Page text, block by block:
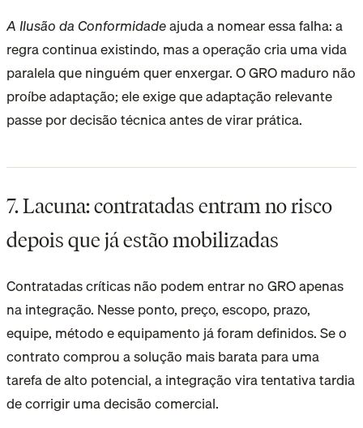
A Ilusão da Conformidadeajuda a nomear essa falha: a
regra continua existindo, mas a operação cria uma vida
paralela que ninguém quer enxergar. O GRO maduro não
proíbe adaptação; ele exige que adaptação relevante
passe por decisão técnica antes de virar prática.
7. Lacuna: contratadas entram no risco
depois que já estão mobilizadas
Contratadas críticas não podem entrar no GRO apenas
na integração. Nesse ponto, preço, escopo, prazo,
equipe, método e equipamento já foram definidos. Se o
contrato comprou a solução mais barata para uma
tarefa de alto potencial, a integração vira tentativa tardia
de corrigir uma decisão comercial.